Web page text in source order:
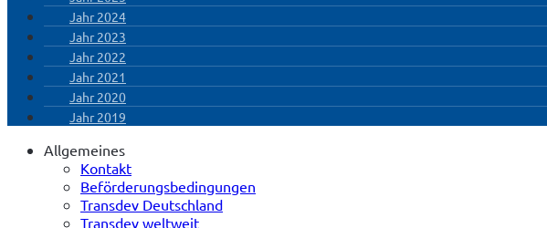
Jahr 2024
Jahr 2023
Jahr 2022
Jahr 2021
Jahr 2020
Jahr 2019
Allgemeines
Kontakt
Beförderungsbedingungen
Transdev Deutschland
Transdev weltweit